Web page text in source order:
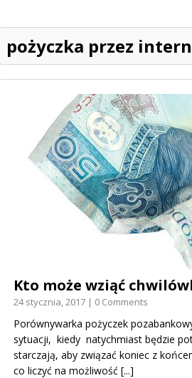
pożyczka przez
Kto może wziąć
24 stycznia, 2017 | 0 Comments
Porównywarka pożyczek
sytuacji, kiedy natychmiast będzie
starczają, aby związać koniec z
co liczyć na możliwość [...]